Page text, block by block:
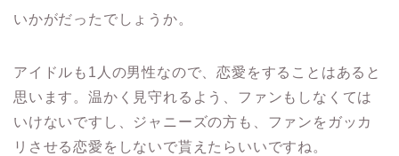
いかがだったでしょうか。
アイドルも1人の男性なので、恋愛をすることはあると
思います。温かく見守れるよう、ファンもしなくては
いけないですし、ジャニーズの方も、ファンをガッカ
リさせる恋愛をしないで貰えたらいいですね。